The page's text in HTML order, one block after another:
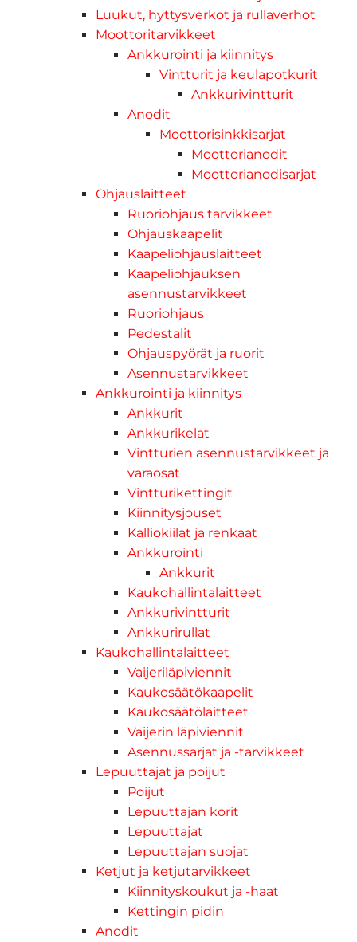
Luukut, hyttysverkot ja rullaverhot
Moottoritarvikkeet
Ankkurointi ja kiinnitys
Vintturit ja keulapotkurit
Ankkurivintturit
Anodit
Moottorisinkkisarjat
Moottorianodit
Moottorianodisarjat
Ohjauslaitteet
Ruoriohjaus tarvikkeet
Ohjauskaapelit
Kaapeliohjauslaitteet
Kaapeliohjauksen
asennustarvikkeet
Ruoriohjaus
Pedestalit
Ohjauspyörät ja ruorit
Asennustarvikkeet
Ankkurointi ja kiinnitys
Ankkurit
Ankkurikelat
Vintturien asennustarvikkeet ja
varaosat
Vintturikettingit
Kiinnitysjouset
Kalliokiilat ja renkaat
Ankkurointi
Ankkurit
Kaukohallintalaitteet
Ankkurivintturit
Ankkurirullat
Kaukohallintalaitteet
Vaijeriläpiviennit
Kaukosäätökaapelit
Kaukosäätölaitteet
Vaijerin läpiviennit
Asennussarjat ja -tarvikkeet
Lepuuttajat ja poijut
Poijut
Lepuuttajan korit
Lepuuttajat
Lepuuttajan suojat
Ketjut ja ketjutarvikkeet
Kiinnityskoukut ja -haat
Kettingin pidin
Anodit